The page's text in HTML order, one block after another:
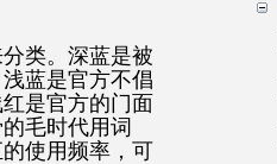
类。深蓝是被
蓝是官方不倡
是官方的门面
毛时代用词
使用频率，可